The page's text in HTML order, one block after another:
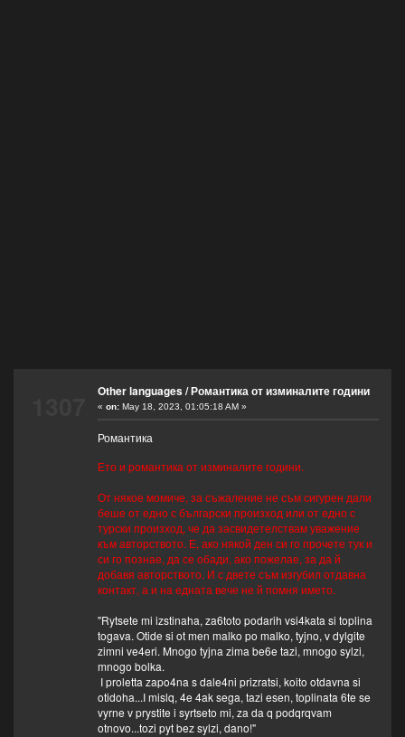
Other languages/Романтика от изминалите години
« on:May 18, 2023, 01:05:18 AM »
Романтика
Ето и романтика от изминалите години.
От някое момиче, за съжаление не съм сигурен дали
беше от едно с български произход или от едно с
турски произход, че да засвидетелствам уважение
към авторството. Е, ако някой ден си го прочете тук и
си го познае, да се обади, ако пожелае, за да й
добавя авторството. И с двете съм изгубил отдавна
контакт, а и на едната вече не й помня името.
"Rytsete mi izstinaha, za6toto podarih vsi4kata si toplina
togava. Otide si ot men malko po malko, tyjno, v dylgite
zimni ve4eri. Mnogo tyjna zima be6e tazi, mnogo sylzi,
mnogo bolka.
I proletta zapo4na s dale4ni prizratsi, koito otdavna si
otidoha...I mislq, 4e 4ak sega, tazi esen, toplinata 6te se
vyrne v prystite i syrtseto mi, za da q podqrqvam
otnovo...tozi pyt bez sylzi, dano!"